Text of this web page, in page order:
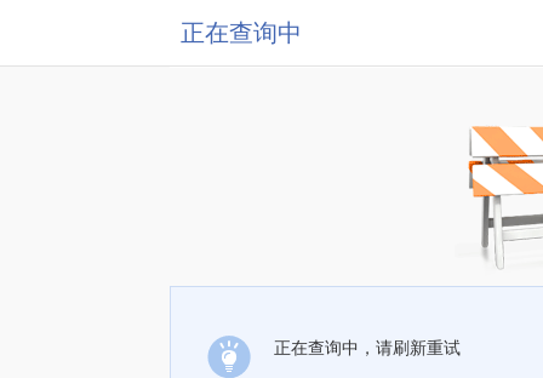
正在查询中
正在查询中，请刷新重试